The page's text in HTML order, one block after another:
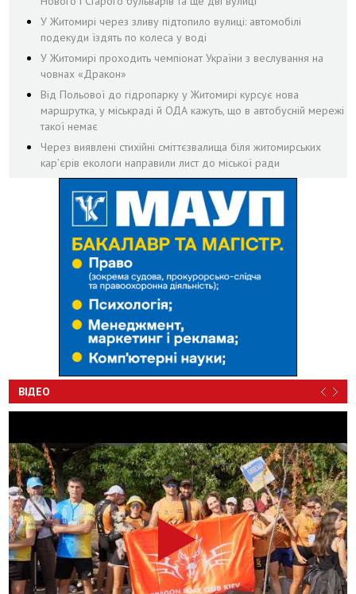
У Житомирі через зливу підтопило вулиці: автомобілі
подекуди їздять по колеса у воді
У Житомирі проходить чемпіонат України з веслування на
човнах «Дракон»
Від Польової до гідропарку у Житомирі курсує нова
маршрутка, у міськраді й ОДА кажуть, що в автобусній мережі
такої немає
Через виявлені стихійні сміттєзвалища біля житомирських
кар’єрів екологи направили лист до міської ради
ВІДЕО